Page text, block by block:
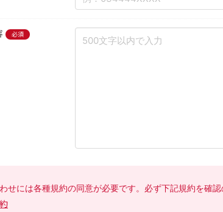
必須
せには各種規約の同意が必要です。必ず下記規約を確